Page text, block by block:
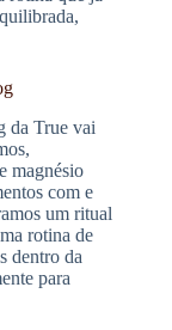
da True vai
magnésio
com e
um ritual
rotina de
dentro da
para